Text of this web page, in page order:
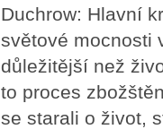
Duchrow: Hlavní
světové mocnosti
důležitější než
to proces
se starali o život,